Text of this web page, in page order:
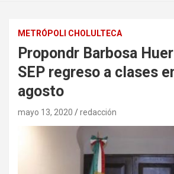
METRÓPOLI CHOLULTECA
Propondr Barbosa
SEP regreso a clases
agosto
mayo 13, 2020 redacción